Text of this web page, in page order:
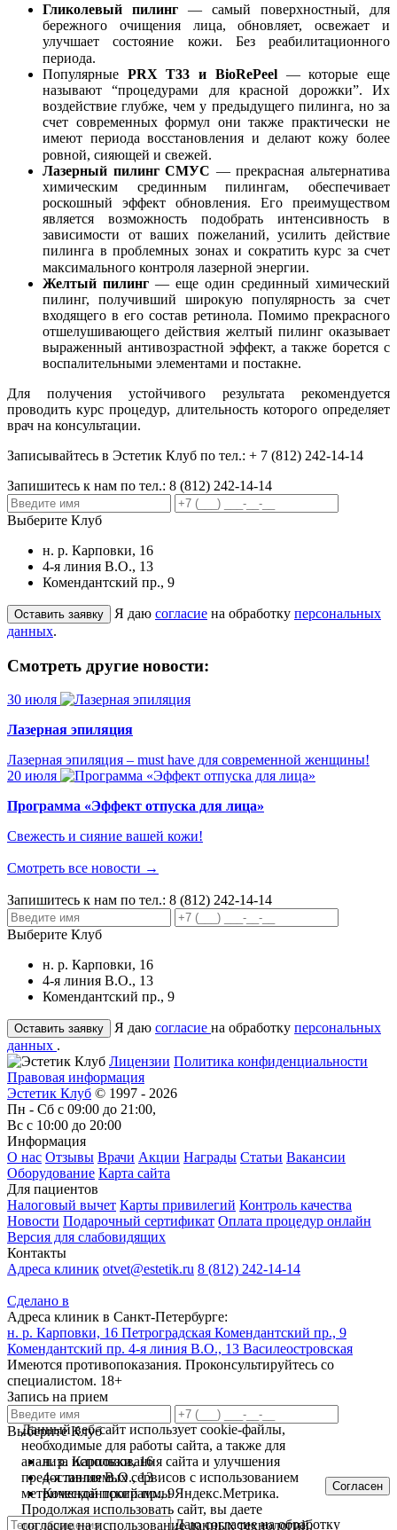
Гликолевый пилинг — самый поверхностный, для
бережного очищения лица, обновляет, освежает и
улучшает состояние кожи. Без реабилитационного
периода. ⠀
Популярные PRX T33 и BioRePeel— которые еще
называют “процедурами для красной дорожки”. Их
воздействие глубже, чем у предыдущего пилинга, но за
счет современных формул они также практически не
имеют периода восстановления и делают кожу более
ровной, сияющей и свежей. ⠀
Лазерный пилинг СМУС — прекрасная альтернатива
химическим срединным пилингам, обеспечивает
роскошный эффект обновления. Его преимуществом
является возможность подобрать интенсивность в
зависимости от ваших пожеланий, усилить действие
пилинга в проблемных зонах и сократить курс за счет
максимального контроля лазерной энергии. ⠀
Желтый пилинг — еще один срединный химический
пилинг, получивший широкую популярность за счет
входящего в его состав ретинола. Помимо прекрасного
отшелушивающего действия желтый пилинг оказывает
выраженный антивозрастной эффект, а также борется с
воспалительными элементами и постакне.
Для получения устойчивого результата рекомендуется
проводить курс процедур, длительность которого определяет
врач на консультации.
Записывайтесь в Эстетик Клуб по тел.: + 7 (812) 242-14-14
Запишитесь к нам по тел.: 8 (812) 242-14-14
Выберите Клуб
н. р. Карповки, 16
4-я линия В.О., 13
Комендантский пр., 9
Я даю согласие на обработку персональных
данных.
Смотреть другие новости:
30 июля
Лазерная эпиляция
Лазерная эпиляция – must have для современной женщины!
20 июля
Программа «Эффект отпуска для лица»
Свежесть и сияние вашей кожи!
Смотреть все новости →
Запишитесь к нам по тел.: 8 (812) 242-14-14
Выберите Клуб
н. р. Карповки, 16
4-я линия В.О., 13
Комендантский пр., 9
Я даю согласие на обработку персональных
данных .
Лицензии Политика конфиденциальности
Правовая информация
Эстетик Клуб © 1997 - 2026
Пн - Сб с 09:00 до 21:00,
Вс с 10:00 до 20:00
Информация
О нас Отзывы Врачи Акции Награды Статьи Вакансии
Оборудование Карта сайта
Для пациентов
Налоговый вычет Карты привилегий Контроль качества
Новости Подарочный сертификат Оплата процедур онлайн
Версия для слабовидящих
Контакты
Адреса клиник otvet@estetik.ru 8 (812) 242-14-14
Сделано в
Адреса клиник в Санкт-Петербурге:
н. р. Карповки, 16 Петроградская Комендантский пр., 9
Комендантский пр. 4-я линия В.О., 13 Василеостровская
Имеются противопоказания. Проконсультируйтесь со
специалистом. 18+
Запись на прием
Выберите Клуб
н. р. Карповки, 16
4-я линия В.О., 13
Комендантский пр., 9
Даю согласие на обработку
Данный веб-сайт использует cookie-файлы,
необходимые для работы сайта, а также для
анализа использования сайта и улучшения
предоставляемых сервисов с использованием
метрической программы Яндекс.Метрика.
Продолжая использовать сайт, вы даете
согласие на использование данных технологий.
Согласен